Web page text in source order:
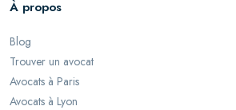
À propos
Blog
Trouver un avocat
Avocats à Paris
Avocats à Lyon